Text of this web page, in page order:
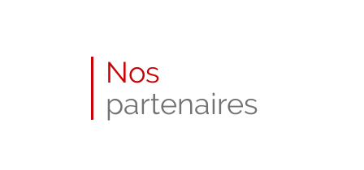
Nos
partenaires